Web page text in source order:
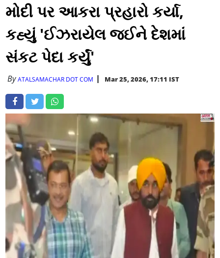
મોદી પર આકરા પ્રહારો કર્યા,
કહ્યું 'ઈઝરાયેલ જઈને દેશમાં
સંકટ પેદા કર્યું'
ByATALSAMACHAR DOT COM Mar 25, 2026, 17:11 IST